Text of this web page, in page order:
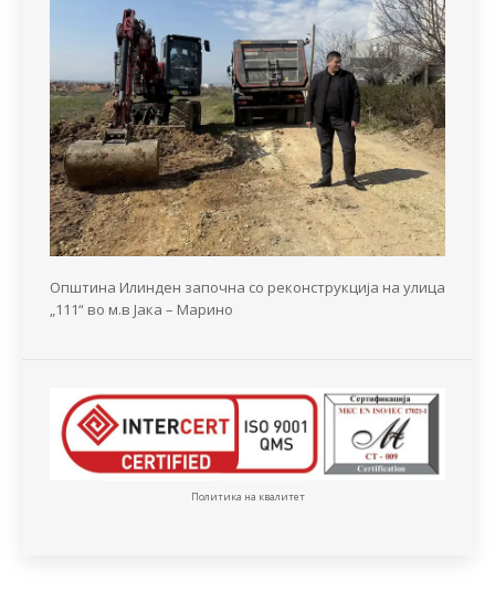
Општина Илинден започна со реконструкција на улица
„111“ во м.в Јака – Марино
Политика на квалитет